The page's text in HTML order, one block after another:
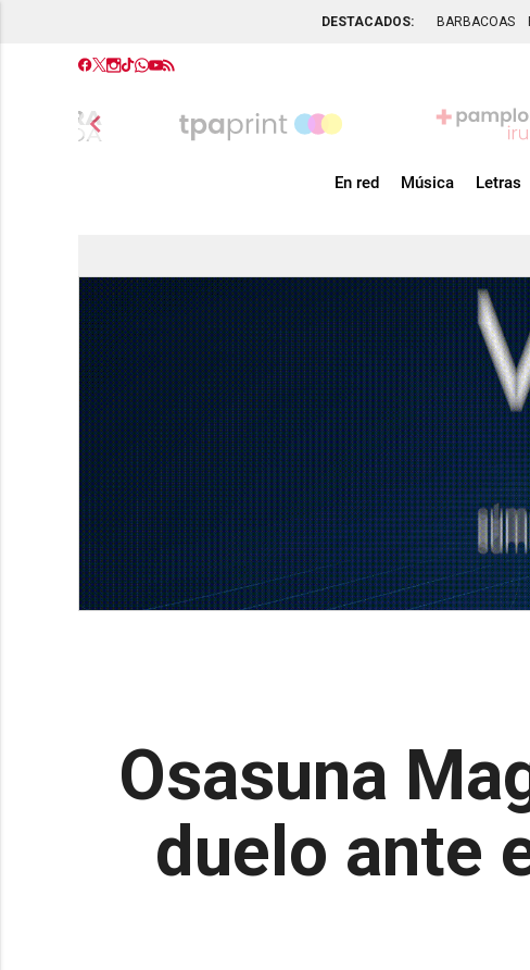
DESTACADOS: BARBACOAS
chevron_left
En red Música Letras
Osasuna
duelo ante